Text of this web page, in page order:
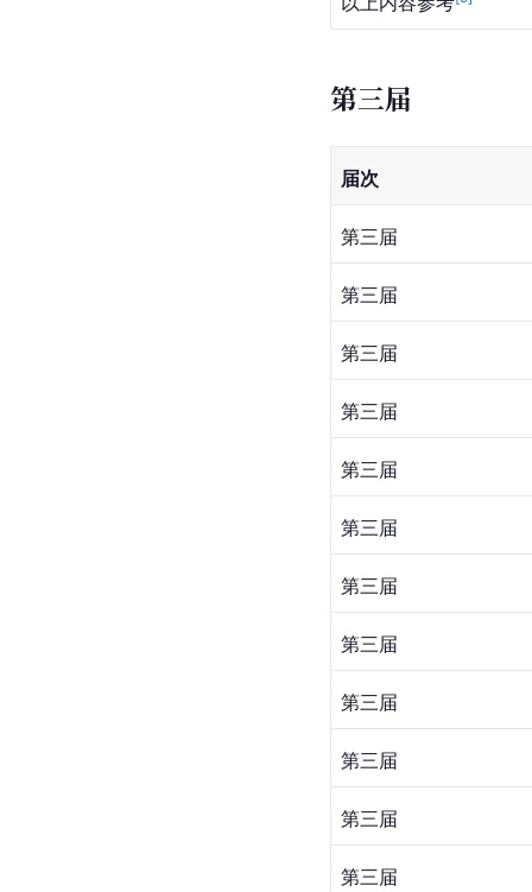
第三届
届次
第三届
第三届
第三届
第三届
第三届
第三届
第三届
第三届
第三届
第三届
第三届
第三届